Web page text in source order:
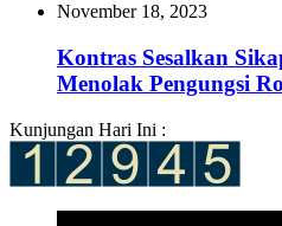
November 18, 2023
Kontras Sesalkan
Menolak Pengungsi
Kunjungan Hari Ini :